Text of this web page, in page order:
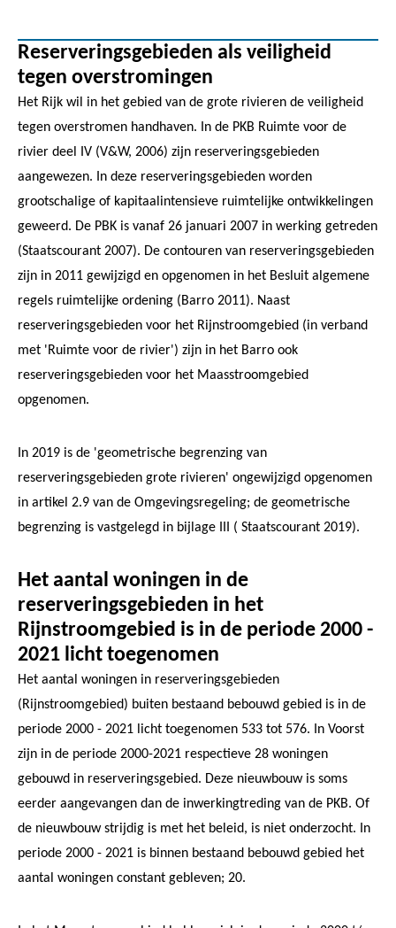
Reserveringsgebieden als veiligheid
tegen overstromingen
Het Rijk wil in het gebied van de grote rivieren de veiligheid
tegen overstromen handhaven. In de PKB Ruimte voor de
rivier deel IV (V&W, 2006) zijn reserveringsgebieden
aangewezen. In deze reserveringsgebieden worden
grootschalige of kapitaalintensieve ruimtelijke ontwikkelingen
geweerd. De PBK is vanaf 26 januari 2007 in werking getreden
(Staatscourant 2007). De contouren van reserveringsgebieden
zijn in 2011 gewijzigd en opgenomen in het Besluit algemene
regels ruimtelijke ordening (Barro 2011). Naast
reserveringsgebieden voor het Rijnstroomgebied (in verband
met 'Ruimte voor de rivier') zijn in het Barro ook
reserveringsgebieden voor het Maasstroomgebied
opgenomen.
In 2019 is de 'geometrische begrenzing van
reserveringsgebieden grote rivieren' ongewijzigd opgenomen
in artikel 2.9 van de Omgevingsregeling; de geometrische
begrenzing is vastgelegd in bijlage III ( Staatscourant 2019).
Het aantal woningen in de
reserveringsgebieden in het
Rijnstroomgebied is in de periode 2000 -
2021 licht toegenomen
Het aantal woningen in reserveringsgebieden
(Rijnstroomgebied) buiten bestaand bebouwd gebied is in de
periode 2000 - 2021 licht toegenomen 533 tot 576. In Voorst
zijn in de periode 2000-2021 respectieve 28 woningen
gebouwd in reserveringsgebied. Deze nieuwbouw is soms
eerder aangevangen dan de inwerkingtreding van de PKB. Of
de nieuwbouw strijdig is met het beleid, is niet onderzocht. In
periode 2000 - 2021 is binnen bestaand bebouwd gebied het
aantal woningen constant gebleven; 20.